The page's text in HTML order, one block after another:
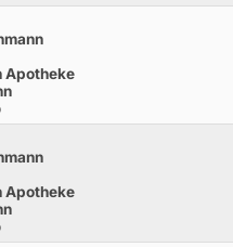
Apotheke
Apotheke